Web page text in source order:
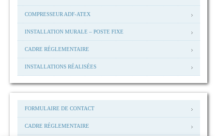
COMPRESSEUR ADF-ATEX
INSTALLATION MURALE – POSTE FIXE
CADRE RÉGLEMENTAIRE
INSTALLATIONS RÉALISÉES
FORMULAIRE DE CONTACT
CADRE RÉGLEMENTAIRE